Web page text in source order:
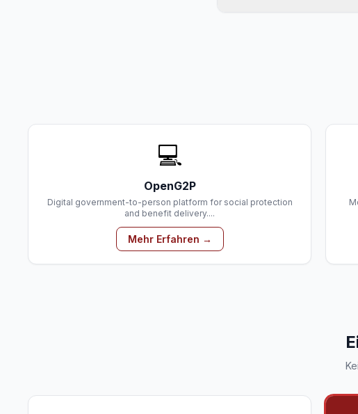
💻
OpenG2P
Digital government-to-person platform for social protection
and benefit delivery....
Mehr Erfahren →